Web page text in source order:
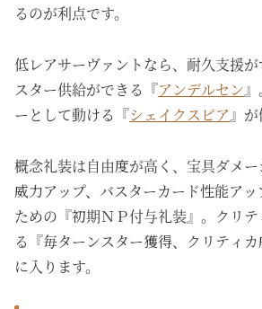
るのが利点です。
低レアサーヴァントなら、耐久支援
スター供給ができる『アンデルセン』
ーとして動ける『シェイクスピア』が
概念礼装は自由度が高く、宝具ダメ
威力アップ、バスターカード性能ア
ための『初期ＮＰ付与礼装』。クリ
る『毎ターンスター獲得、クリティ
に入ります。